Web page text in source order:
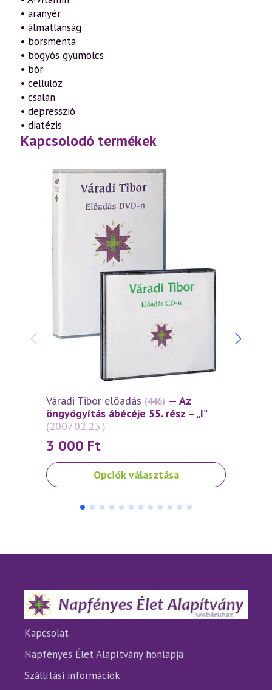
• aranyér
• álmatlanság
• borsmenta
• bogyós gyümölcs
• bór
• cellulóz
• csalán
• depresszió
• diatézis
Kapcsolodó termékek
Váradi Tibor előadás (446) — Az
öngyógyítás ábécéje 55. rész – „I”
(2007.02.23.)
3 000 Ft
Opciók választása
Ennek
a
A
termékoldalon
választhatók
ki
A
ki
Kapcsolat
Napfényes Élet Alapítvány honlapja
Szállítási információk